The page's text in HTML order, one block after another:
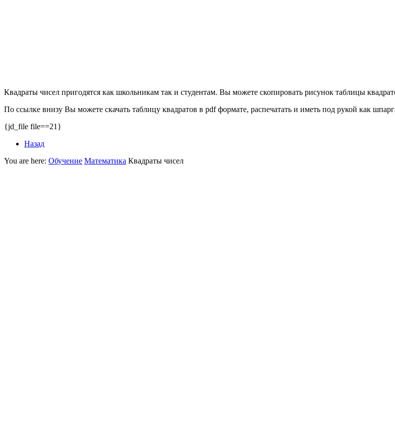
Квадраты чисел пригодятся как школьникам так и студентам. Вы можете скопировать рисунок таблицы
По ссылке внизу Вы можете скачать таблицу квадратов в pdfформате, распечатать и иметь под рукой как
{jd_file file==21}
Назад
You are here: Обучение Математика Квадраты чисел